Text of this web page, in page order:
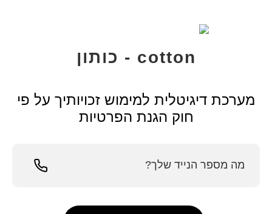
cotton - כותון
מערכת דיגיטלית למימוש זכויותיך על פי
חוק הגנת הפרטיות